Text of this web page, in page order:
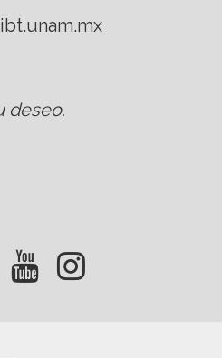
deseo.